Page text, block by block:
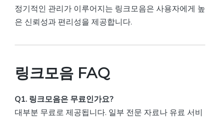
정기적인 관리가 이루어지는 링크모음은 사용자에게 높
은 신뢰성과 편리성을 제공합니다.
링크모음 FAQ
Q1. 링크모음은 무료인가요?
대부분 무료로 제공됩니다. 일부 전문 자료나 유료 서비